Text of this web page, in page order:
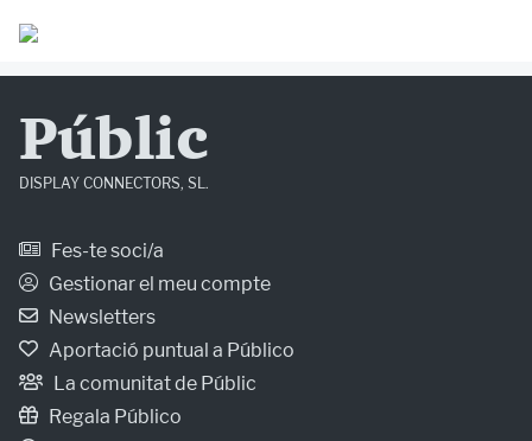
Públic
DISPLAY CONNECTORS, SL.
Fes-te soci/a
Gestionar el meu compte
Newsletters
Aportació puntual a Público
La comunitat de Públic
Regala Público